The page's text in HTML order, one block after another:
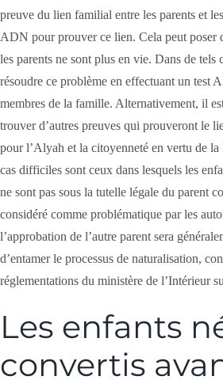
preuve du lien familial entre les parents et
ADN pour prouver ce lien. Cela peut poser
les parents ne sont plus en vie. Dans de tels
résoudre ce problème en effectuant un test
membres de la famille. Alternativement, il
trouver d’autres preuves qui prouveront le
pour l’Alyah et la citoyenneté en vertu de
cas difficiles sont ceux dans lesquels les
ne sont pas sous la tutelle légale du parent
considéré comme problématique par les
l’approbation de l’autre parent sera
d’entamer le processus de naturalisation,
réglementations du ministère de l’Intérieur
Les enfants
convertis